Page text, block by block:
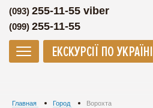
(093) 255-11-55 viber
(099) 255-11-55
ЕКСКУРСІЇ ПО УКРАЇНІ
Главная Город Ворохта